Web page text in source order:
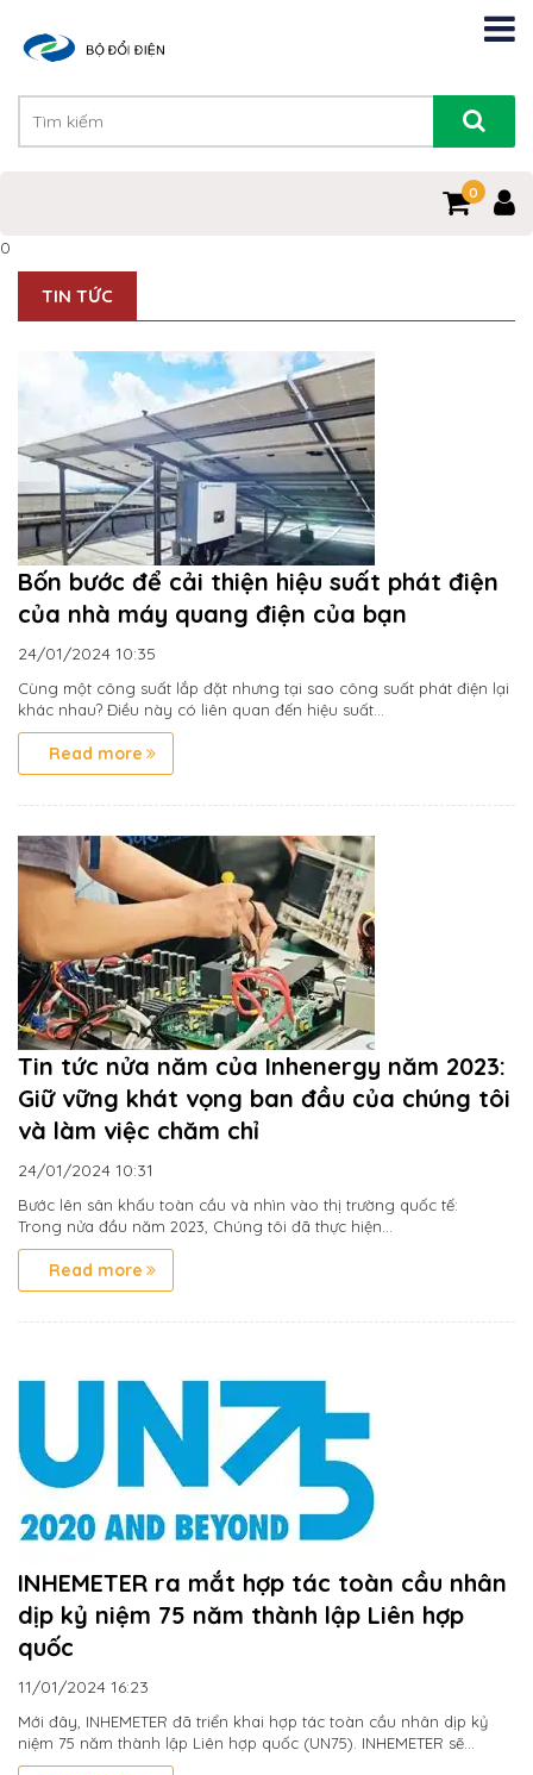
0
0
TIN TỨC
Bốn bước để cải thiện hiệu suất phát điện
của nhà máy quang điện của bạn
24/01/2024 10:35
Cùng một công suất lắp đặt nhưng tại sao công suất phát điện lại
khác nhau? Điều này có liên quan đến hiệu suất...
Read more
Tin tức nửa năm của Inhenergy năm 2023:
Giữ vững khát vọng ban đầu của chúng tôi
và làm việc chăm chỉ
24/01/2024 10:31
Bước lên sân khấu toàn cầu và nhìn vào thị trường quốc tế:
Trong nửa đầu năm 2023, Chúng tôi đã thực hiện...
Read more
INHEMETER ra mắt hợp tác toàn cầu nhân
dịp kỷ niệm 75 năm thành lập Liên hợp
quốc
11/01/2024 16:23
Mới đây, INHEMETER đã triển khai hợp tác toàn cầu nhân dịp kỷ
niệm 75 năm thành lập Liên hợp quốc (UN75). INHEMETER sẽ...